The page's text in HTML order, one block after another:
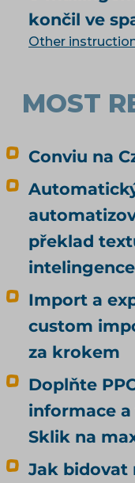
e-shop. Čím
data, rozebírá
napojení e-
končil ve
Other
MOST
Conviu na
překlad
intelingence
Import a
custom
za krokem
Doplňte
informace a
Sklik na
Jak bidovat